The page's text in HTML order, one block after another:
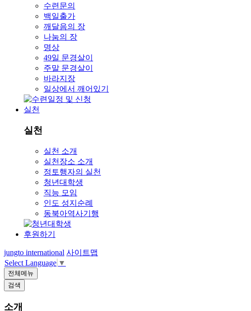
수련문의
백일출가
깨달음의 장
나눔의 장
명상
49일 문경살이
주말 문경살이
바라지장
일상에서 깨어있기
실천
실천
실천 소개
실천장소 소개
정토행자의 실천
청년대학생
직능 모임
인도 성지순례
동북아역사기행
후원하기
jungto international 사이트맵
Select Language ▼
전체메뉴
검색
소개